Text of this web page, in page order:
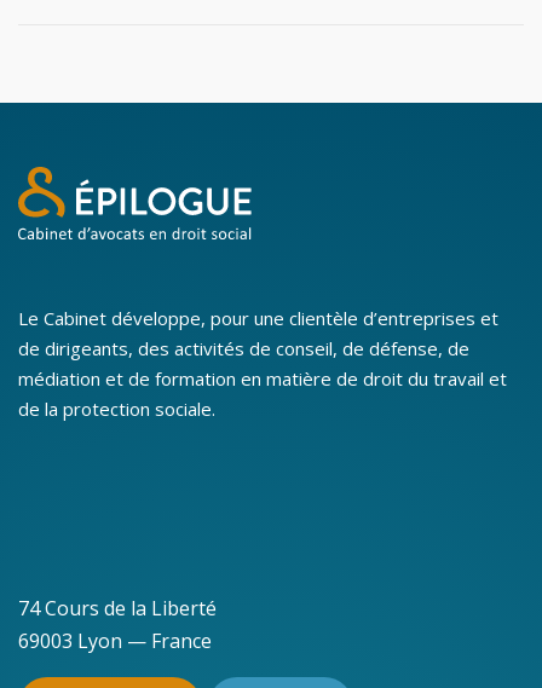
Le Cabinet développe, pour une clientèle d’entreprises et
de dirigeants, des activités de conseil, de défense, de
médiation et de formation en matière de droit du travail et
de la protection sociale.
74 Cours de la Liberté
69003 Lyon — France